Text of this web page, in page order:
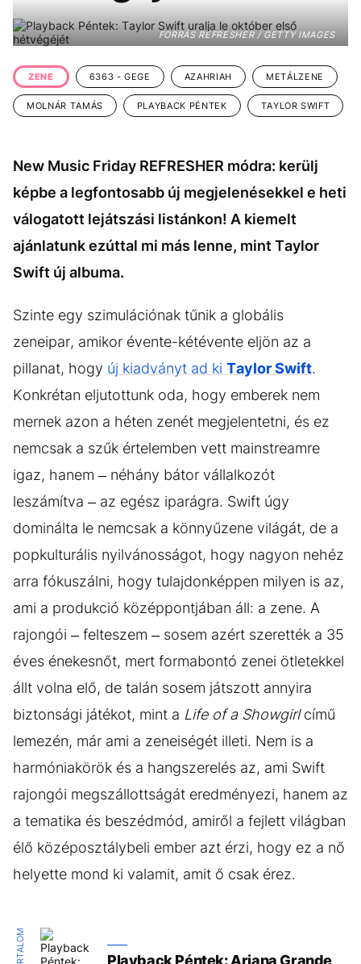
KÖZÉLET UTAZÁS
ÉLETMÓD DESIGN
BESZÉLGETÉSEK ARCOK
VIDEÓ TÖRTÉNETEK
FORRÁS REFRESHER / GETTY IMAGES
ZENE 6363 - GEGE AZAHRIAH METÁLZENE
MOLNÁR TAMÁS PLAYBACK PÉNTEK TAYLOR SWIFT
New Music Friday REFRESHER módra: kerülj
képbe a legfontosabb új megjelenésekkel e heti
válogatott lejátszási listánkon! A kiemelt
ajánlatunk ezúttal mi más lenne, mint Taylor
Swift új albuma.
Szinte egy szimulációnak tűnik a globális
zeneipar, amikor évente-kétévente eljön az a
pillanat, hogy új kiadványt ad ki Taylor Swift.
Konkrétan eljutottunk oda, hogy emberek nem
mernek azon a héten zenét megjelentetni, és ez
nemcsak a szűk értelemben vett mainstreamre
igaz, hanem – néhány bátor vállalkozót
leszámítva – az egész iparágra. Swift úgy
dominálta le nemcsak a könnyűzene világát, de a
popkulturális nyilvánosságot, hogy nagyon nehéz
arra fókuszálni, hogy tulajdonképpen milyen is az,
ami a produkció középpontjában áll: a zene. A
rajongói – felteszem – sosem azért szerették a 35
éves énekesnőt, mert formabontó zenei ötletekkel
állt volna elő, de talán sosem játszott annyira
biztonsági játékot, mint a Life of a Showgirlcímű
lemezén, már ami a zeneiségét illeti. Nem is a
harmóniakörök és a hangszerelés az, ami Swift
rajongói megszállottságát eredményezi, hanem az
a tematika és beszédmód, amiről a fejlett világban
élő középosztálybeli ember azt érzi, hogy ez a nő
helyette mond ki valamit, amit ő csak érez.
Playback Péntek: Ariana Grande,